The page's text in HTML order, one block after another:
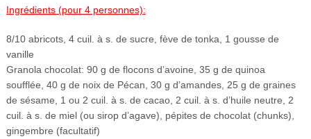
Ingrédients (pour 4 personnes):
8/10 abricots, 4 cuil. à s. de sucre, fève de tonka, 1 gousse de
vanille
Granola chocolat: 90 g de flocons d’avoine, 35 g de quinoa
soufflée, 40 g de noix de Pécan, 30 g d’amandes, 25 g de graines
de sésame, 1 ou 2 cuil. à s. de cacao, 2 cuil. à s. d’huile neutre, 2
cuil. à s. de miel (ou sirop d’agave), pépites de chocolat (chunks),
gingembre (facultatif)